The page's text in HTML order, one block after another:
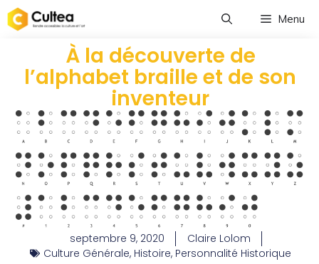
Menu
À la découverte de
l’alphabet braille et de son
inventeur
septembre 9, 2020
Claire Lolom
Culture Générale, Histoire, Personnalité Historique